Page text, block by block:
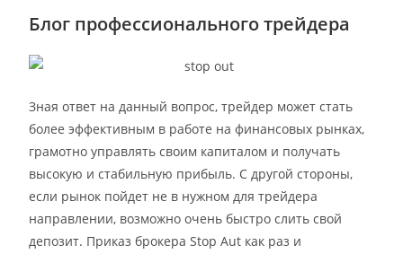
Блог профессионального трейдера
Зная ответ на данный вопрос, трейдер может стать
более эффективным в работе на финансовых рынках,
грамотно управлять своим капиталом и получать
высокую и стабильную прибыль. С другой стороны,
если рынок пойдет не в нужном для трейдера
направлении, возможно очень быстро слить свой
депозит. Приказ брокера Stop Aut как раз и